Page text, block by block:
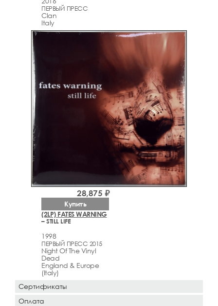
ПЕРВЫЙ ПРЕСС
Clan
Italy
(2LP) FATES WARNING
– STILL LIFE
1998
ПЕРВЫЙ ПРЕСС 2015
Night Of The Vinyl
Dead
England & Europe
(Italy)
28,875 ₽
Купить
Сертификаты
Оплата